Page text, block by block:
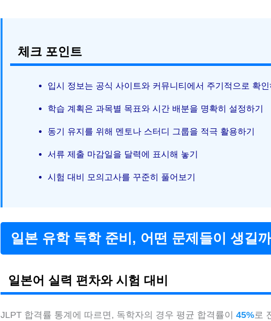
체크 포인트
입시 정보는 공식 사이트와 커뮤니티에서 주기적으로 확
학습 계획은 과목별 목표와 시간 배분을 명확히 설정하기
동기 유지를 위해 멘토나 스터디 그룹을 적극 활용하기
서류 제출 마감일을 달력에 표시해 놓기
시험 대비 모의고사를 꾸준히 풀어보기
일본 유학 독학 준비, 어떤 문제들이 생길
일본어 실력 편차와 시험 대비
JLPT 합격률 통계에 따르면, 독학자의 경우 평균 합격률이 45%로